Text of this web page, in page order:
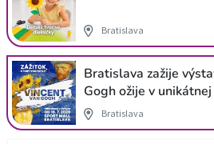
Bratislava
Bratislava zažije
Gogh ožije v
Bratislava